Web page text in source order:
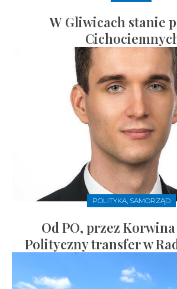
W Gliwicach stanie
POLITYKA, SAMORZĄD
Od PO, przez Korwina
Polityczny transfer w